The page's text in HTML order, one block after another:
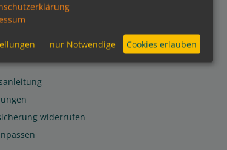
widerrufen
nur Notwendige Cookies erlauben